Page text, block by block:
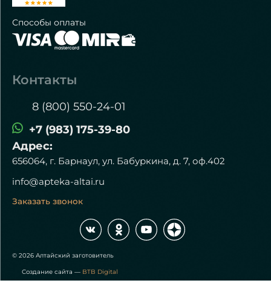
Способы оплаты
Контакты
8 (800) 550-24-01
+7 (983) 175-39-80
Адрес:
656064, г. Барнаул, ул. Бабуркина, д. 7, оф.402
info@apteka-altai.ru
Заказать звонок
© 2026 Алтайский заготовитель
Создание сайта — BTB Digital